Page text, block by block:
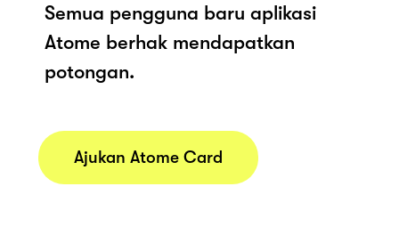
Semua pengguna baru aplikasi
Atome berhak mendapatkan
potongan.
Ajukan Atome Card